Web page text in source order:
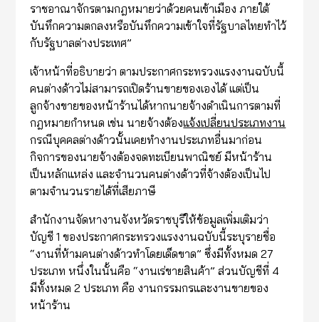
ราชอาณาจักรตามกฎหมายว่าด้วยคนเข้าเมือง ภายใต้
บันทึกความตกลงหรือบันทึกความเข้าใจที่รัฐบาลไทยทำไว้
กับรัฐบาลต่างประเทศ”
เจ้าหน้าที่อธิบายว่า ตามประกาศกระทรวงแรงงานฉบับนี้
คนต่างด้าวไม่สามารถเปิดร้านขายของเองได้ แต่เป็น
ลูกจ้างขายของหน้าร้านได้หากนายจ้างดำเนินการตามที่
กฎหมายกำหนด เช่น นายจ้างต้องแจ้งเปลี่ยนประเภทงาน
กรณีบุคคลต่างด้าวนั้นเคยทำงานประเภทอื่นมาก่อน
กิจการของนายจ้างต้องจดทะเบียนพาณิชย์ มีหน้าร้าน
เป็นหลักแหล่ง และจำนวนคนต่างด้าวที่จ้างต้องเป็นไป
ตามจำนวนรายได้ที่เสียภาษี
สำนักงานจัดหางานจังหวัดราชบุรีให้ข้อมูลเพิ่มเติมว่า
บัญชี 1 ของประกาศกระทรวงแรงงานฉบับนี้ระบุรายชื่อ
“งานที่ห้ามคนต่างด้าวทำโดยเด็ดขาด” ซึ่งมีทั้งหมด 27
ประเภท หนึ่งในนั้นคือ “งานเร่ขายสินค้า” ส่วนบัญชีที่ 4
มีทั้งหมด 2 ประเภท คือ งานกรรมกรและงานขายของ
หน้าร้าน